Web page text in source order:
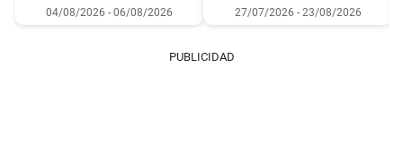
04/08/2026 - 06/08/2026 27/07/2026 - 23/08/2026
PUBLICIDAD